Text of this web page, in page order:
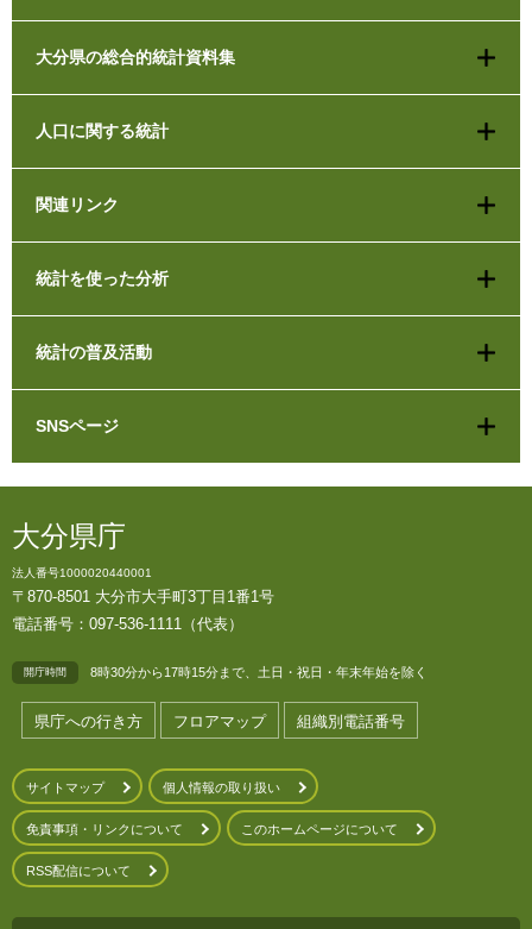
大分県の総合的統計資料集
人口に関する統計
関連リンク
統計を使った分析
統計の普及活動
SNSページ
大分県庁
法人番号1000020440001
〒870-8501 大分市大手町3丁目1番1号
電話番号：097-536-1111（代表）
開庁時間 8時30分から17時15分まで、土日・祝日・年末年始を除く
県庁への行き方 フロアマップ 組織別電話番号
サイトマップ 個人情報の取り扱い
免責事項・リンクについて このホームページについて
RSS配信について